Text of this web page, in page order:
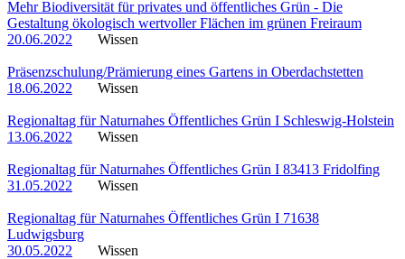
Mehr Biodiversität für privates und öffentliches Grün - Die
Gestaltung ökologisch wertvoller Flächen im grünen Freiraum
20.06.2022
Wissen
Präsenzschulung/Prämierung eines Gartens in Oberdachstetten
18.06.2022
Wissen
Regionaltag für Naturnahes Öffentliches Grün I Schleswig-Holstein
13.06.2022
Wissen
Regionaltag für Naturnahes Öffentliches Grün I 83413 Fridolfing
31.05.2022
Wissen
Regionaltag für Naturnahes Öffentliches Grün I 71638
Ludwigsburg
30.05.2022
Wissen